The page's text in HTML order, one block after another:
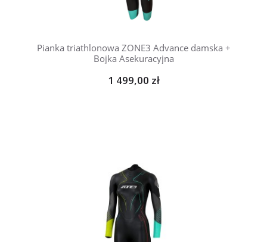
Pianka triathlonowa ZONE3 Advance damska +
Bojka Asekuracyjna
1 499,00 zł